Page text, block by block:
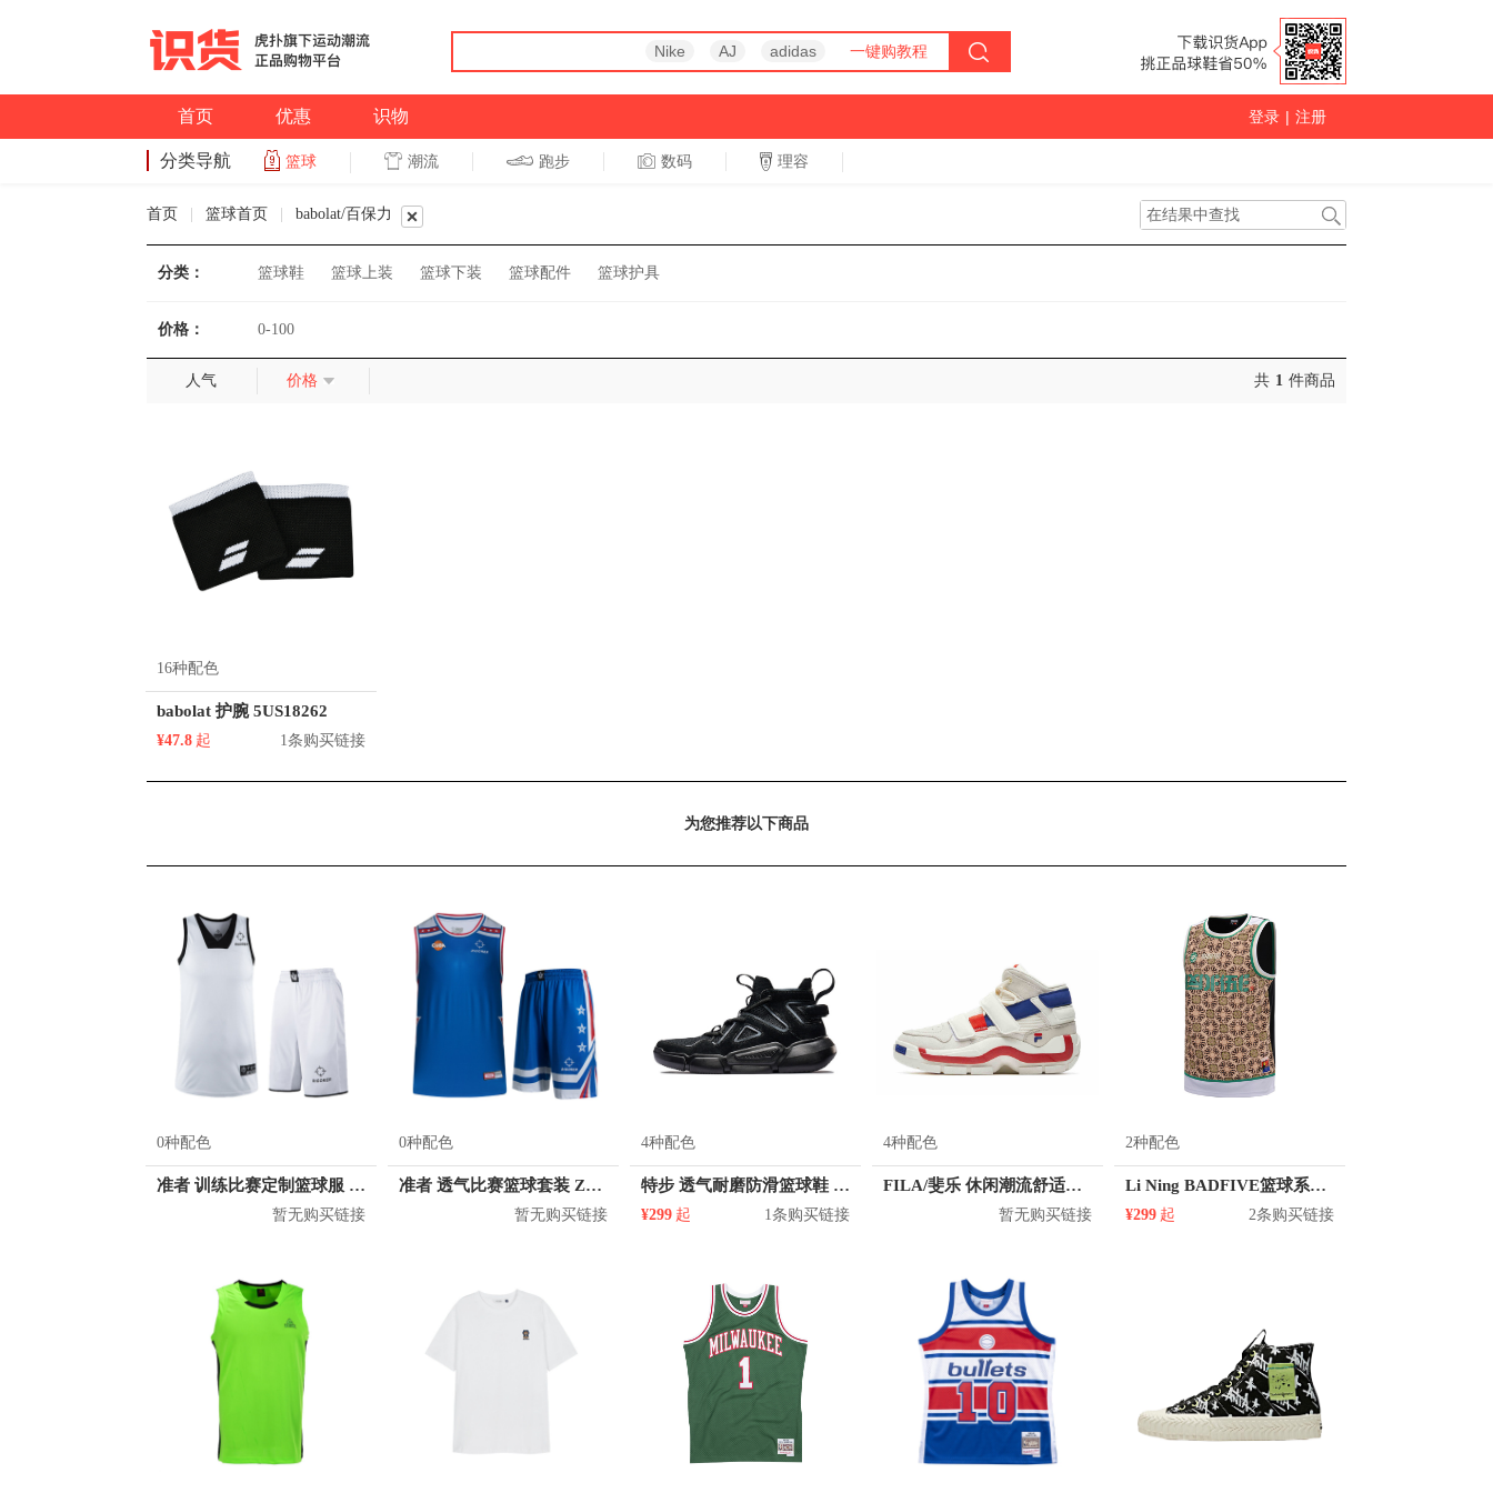
Nike AJ adidas 一键购教程
首页 优惠 识物 登录 | 注册
分类导航 篮球 潮流 跑步 数码 理容
首页 篮球首页 babolat/百保力
分类： 篮球鞋 篮球上装 篮球下装 篮球配件 篮球护具
价格： 0-100
人气 价格 共 1 件商品
16种配色
babolat 护腕 5US18262
¥47.8 起 1条购买链接
为您推荐以下商品
0种配色
准者 训练比赛定制篮球服 Z17110105
暂无购买链接
0种配色
准者 透气比赛篮球套装 Z118210177
暂无购买链接
4种配色
特步 透气耐磨防滑篮球鞋 880119120087
¥299 起 1条购买链接
4种配色
FILA/斐乐 休闲潮流舒适篮球鞋 T12W941203F
暂无购买链接
2种配色
Li Ning BADFIVE篮球系列运动篮球背心 AAYQ017
¥299 起 2条购买链接